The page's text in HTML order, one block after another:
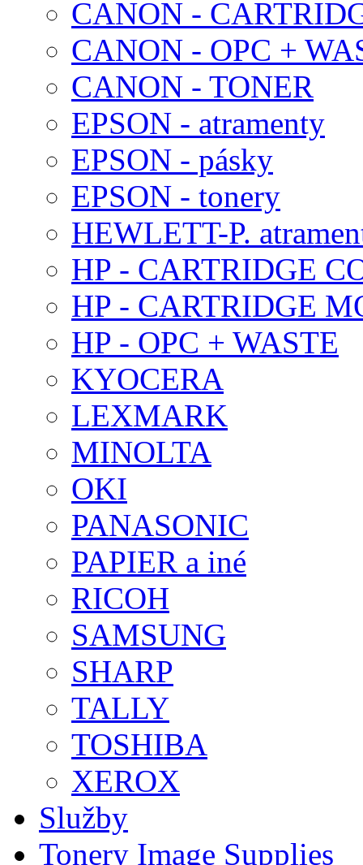
CANON -
CANON - OPC +
CANON - TONER
EPSON - atramenty
EPSON - pásky
EPSON - tonery
HEWLETT-P.
HP - CARTRIDGE
HP - CARTRIDGE
HP - OPC + WASTE
KYOCERA
LEXMARK
MINOLTA
OKI
PANASONIC
PAPIER a iné
RICOH
SAMSUNG
SHARP
TALLY
TOSHIBA
XEROX
Služby
Tonery Image Supplies